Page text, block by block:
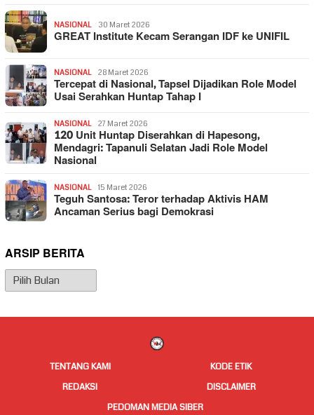
NASIONAL 30 Maret 2026
GREAT Institute Kecam Serangan IDF ke UNIFIL
NASIONAL 28 Maret 2026
Tercepat di Nasional, Tapsel Dijadikan Role Model
Usai Serahkan Huntap Tahap I
NASIONAL 27 Maret 2026
120 Unit Huntap Diserahkan di Hapesong,
Mendagri: Tapanuli Selatan Jadi Role Model
Nasional
NASIONAL 15 Maret 2026
Teguh Santosa: Teror terhadap Aktivis HAM
Ancaman Serius bagi Demokrasi
ARSIP BERITA
Arsip
Berita
TENTANG KAMI
KODE ETIK
REDAKSI
DISCLAIMER
PEDOMAN MEDIA SIBER